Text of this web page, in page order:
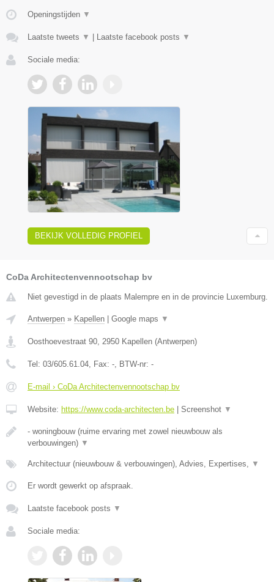
Openingstijden ▼
Laatste tweets ▼ Laatste facebook posts ▼
Sociale media:
BEKIJK VOLLEDIG PROFIEL
CoDa Architectenvennootschap bv
Niet gevestigd in de plaats Malempre en in de provincie Luxemburg.
Antwerpen » Kapellen Google maps ▼
Oosthoevestraat 90, 2950 Kapellen (Antwerpen)
Tel: 03/605.61.04, Fax: -, BTW-nr: -
E-mail › CoDa Architectenvennootschap bv
Website: https://www.coda-architecten.be Screenshot ▼
- woningbouw (ruime ervaring met zowel nieuwbouw als
verbouwingen) ▼
Architectuur (nieuwbouw & verbouwingen), Advies, Expertises, ▼
Er wordt gewerkt op afspraak.
Laatste facebook posts ▼
Sociale media: